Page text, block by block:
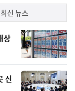
최신 뉴스
상
신